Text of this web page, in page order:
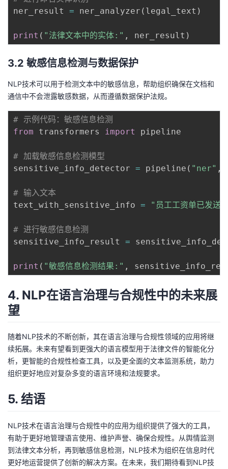
ner_result = ner_analyzer ( legal_text )
print ( "法律文本中的实体:" , ner_result )
3.2 敏感信息检测与数据保护
NLP技术可以用于检测文本中的敏感信息，帮助组织确保在文档和
通信中不会泄露敏感数据，从而遵循数据保护法规。
# 示例代码：敏感信息检测
from transformers import pipeline
# 加载敏感信息检测模型
sensitive_info_detector = pipeline ( "ner" ,
# 输入文本
text_with_sensitive_info = "员工工资单已发送
# 进行敏感信息检测
sensitive_info_result =
print ( "敏感信息检测结果:" ,
4. NLP在语言治理与合规性中的未来展
望
随着NLP技术的不断创新，其在语言治理与合规性领域的应用将继
续拓展。未来有望看到更强大的语言模型用于法律文件的智能化分
析，更智能的合规性检查工具，以及更全面的文本监测系统，助力
组织更好地应对复杂多变的语言环境和法规要求。
5. 结语
NLP技术在语言治理与合规性中的应用为组织提供了强大的工具，
有助于更好地管理语言使用、维护声誉、确保合规性。从舆情监测
到法律文本分析，再到敏感信息检测，NLP技术为组织在信息时代
更好地运营提供了创新的解决方案。在未来，我们期待看到NLP技